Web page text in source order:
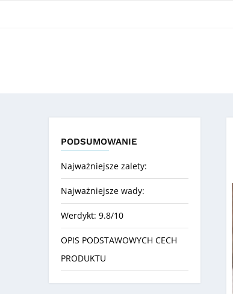
PODSUMOWANIE
Najważniejsze zalety:
Najważniejsze wady:
Werdykt: 9.8/10
OPIS PODSTAWOWYCH CECH
PRODUKTU